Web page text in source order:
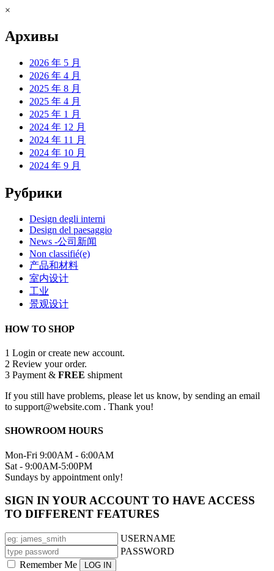
×
Архивы
2026 年 5 月
2026 年 4 月
2025 年 8 月
2025 年 4 月
2025 年 1 月
2024 年 12 月
2024 年 11 月
2024 年 10 月
2024 年 9 月
Рубрики
Design degli interni
Design del paesaggio
News -公司新闻
Non classifié(e)
产品和材料
室内设计
工业
景观设计
HOW TO SHOP
1 Login or create new account.
2 Review your order.
3 Payment & FREE shipment
If you still have problems, please let us know, by sending an email
to support@website.com . Thank you!
SHOWROOM HOURS
Mon-Fri 9:00AM - 6:00AM
Sat - 9:00AM-5:00PM
Sundays by appointment only!
SIGN IN YOUR ACCOUNT TO HAVE ACCESS
TO DIFFERENT FEATURES
USERNAME
PASSWORD
Remember Me